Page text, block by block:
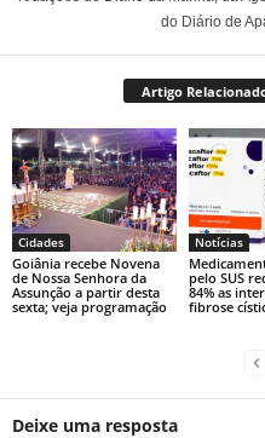
do Diário de
Artigo
Cidades
Goiânia recebe Novena
de Nossa Senhora da
Assunção a partir desta
sexta; veja programação
Notícias
pelo SUS
84% as
fibrose
Deixe uma resposta